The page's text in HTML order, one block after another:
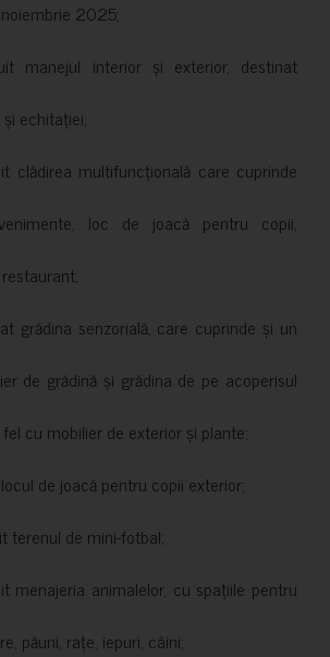
2025;
manejul interior și exterior, destinat
echitației;
clădirea multifuncțională care cuprinde
loc de joacă pentru copii,
grădina senzorială, care cuprinde și un
de grădină și grădina de pe acoperisul
cu mobilier de exterior și plante;
de joacă pentru copii exterior;
terenul de mini-fotbal;
menajeria animalelor, cu spațiile pentru
păuni, rațe, iepuri, câini;